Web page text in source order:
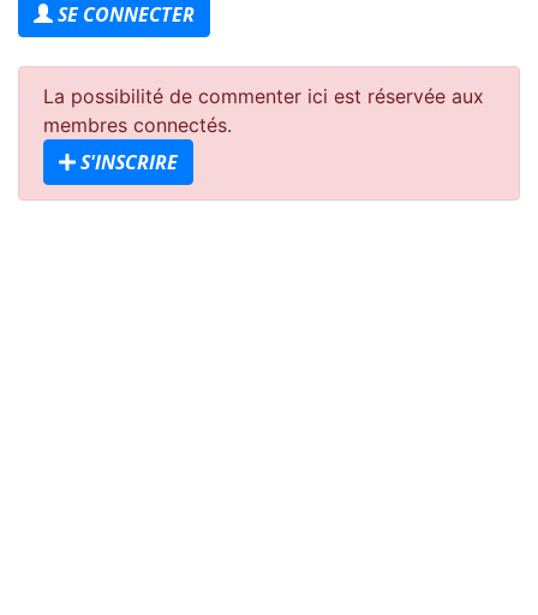
SE CONNECTER
La possibilité de commenter ici est réservée aux
membres connectés.
S'INSCRIRE